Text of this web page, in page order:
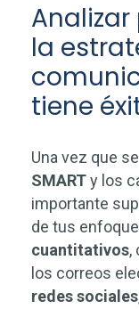
la
tiene
Una vez que
SMARTy los
importante
de tus
cuantitativos,
los correos
redes sociales